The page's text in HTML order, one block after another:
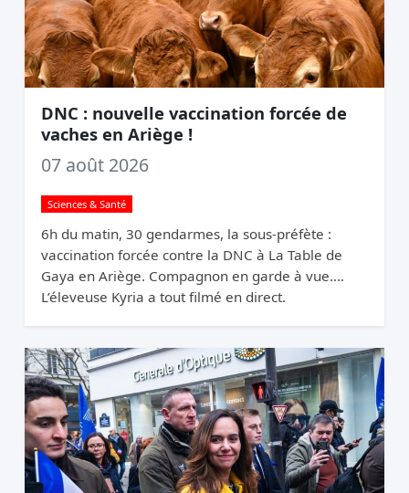
DNC : nouvelle vaccination forcée de
vaches en Ariège !
07 août 2026
Sciences & Santé
6h du matin, 30 gendarmes, la sous-préfète :
vaccination forcée contre la DNC à La Table de
Gaya en Ariège. Compagnon en garde à vue.
L’éleveuse Kyria a tout filmé en direct.